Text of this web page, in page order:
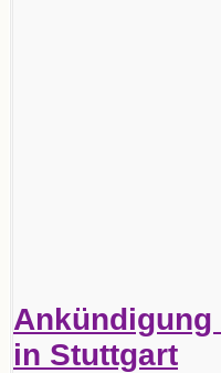
Ankündigung
in Stuttgart